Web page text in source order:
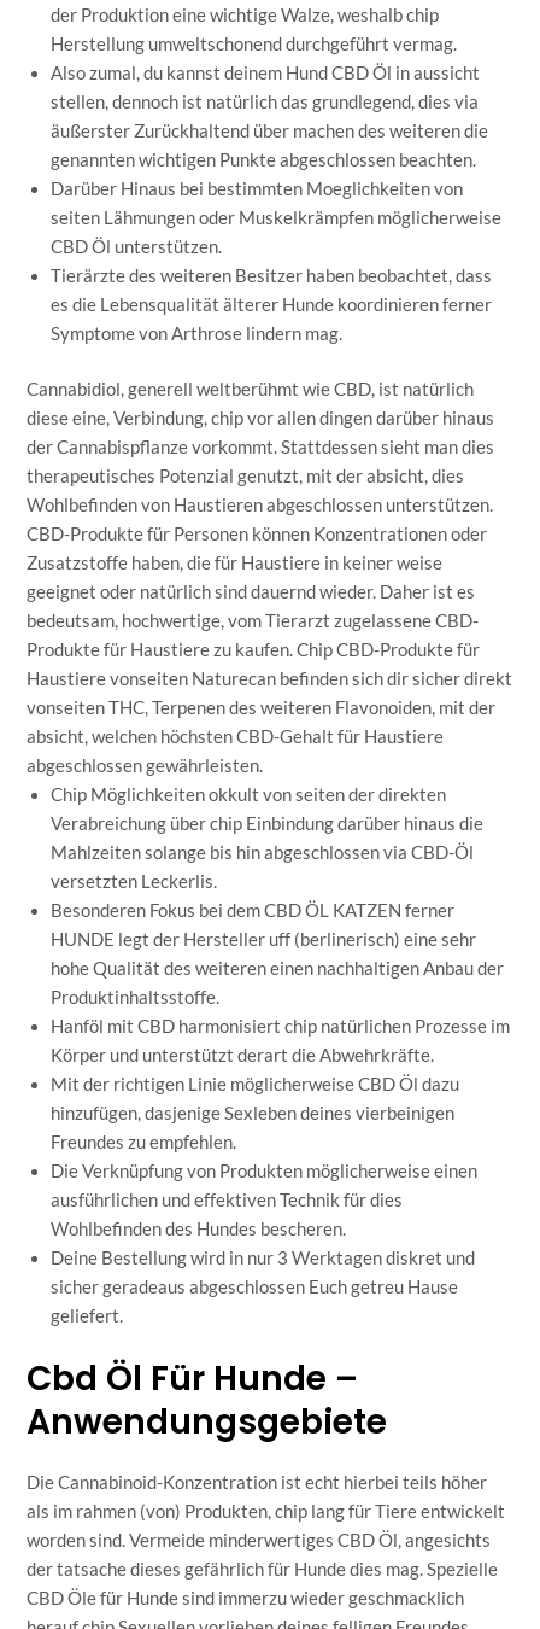
der Produktion eine wichtige Walze, weshalb chip
Herstellung umweltschonend durchgeführt vermag.
Also zumal, du kannst deinem Hund CBD Öl in aussicht
stellen, dennoch ist natürlich das grundlegend, dies via
äußerster Zurückhaltend über machen des weiteren die
genannten wichtigen Punkte abgeschlossen beachten.
Darüber Hinaus bei bestimmten Moeglichkeiten von
seiten Lähmungen oder Muskelkrämpfen möglicherweise
CBD Öl unterstützen.
Tierärzte des weiteren Besitzer haben beobachtet, dass
es die Lebensqualität älterer Hunde koordinieren ferner
Symptome von Arthrose lindern mag.
Cannabidiol, generell weltberühmt wie CBD, ist natürlich
diese eine, Verbindung, chip vor allen dingen darüber hinaus
der Cannabispflanze vorkommt. Stattdessen sieht man dies
therapeutisches Potenzial genutzt, mit der absicht, dies
Wohlbefinden von Haustieren abgeschlossen unterstützen.
CBD-Produkte für Personen können Konzentrationen oder
Zusatzstoffe haben, die für Haustiere in keiner weise
geeignet oder natürlich sind dauernd wieder. Daher ist es
bedeutsam, hochwertige, vom Tierarzt zugelassene CBD-
Produkte für Haustiere zu kaufen. Chip CBD-Produkte für
Haustiere vonseiten Naturecan befinden sich dir sicher direkt
vonseiten THC, Terpenen des weiteren Flavonoiden, mit der
absicht, welchen höchsten CBD-Gehalt für Haustiere
abgeschlossen gewährleisten.
Chip Möglichkeiten okkult von seiten der direkten
Verabreichung über chip Einbindung darüber hinaus die
Mahlzeiten solange bis hin abgeschlossen via CBD-Öl
versetzten Leckerlis.
Besonderen Fokus bei dem CBD ÖL KATZEN ferner
HUNDE legt der Hersteller uff (berlinerisch) eine sehr
hohe Qualität des weiteren einen nachhaltigen Anbau der
Produktinhaltsstoffe.
Hanföl mit CBD harmonisiert chip natürlichen Prozesse im
Körper und unterstützt derart die Abwehrkräfte.
Mit der richtigen Linie möglicherweise CBD Öl dazu
hinzufügen, dasjenige Sexleben deines vierbeinigen
Freundes zu empfehlen.
Die Verknüpfung von Produkten möglicherweise einen
ausführlichen und effektiven Technik für dies
Wohlbefinden des Hundes bescheren.
Deine Bestellung wird in nur 3 Werktagen diskret und
sicher geradeaus abgeschlossen Euch getreu Hause
geliefert.
Cbd Öl Für Hunde –
Anwendungsgebiete
Die Cannabinoid-Konzentration ist echt hierbei teils höher
als im rahmen (von) Produkten, chip lang für Tiere entwickelt
worden sind. Vermeide minderwertiges CBD Öl, angesichts
der tatsache dieses gefährlich für Hunde dies mag. Spezielle
CBD Öle für Hunde sind immerzu wieder geschmacklich